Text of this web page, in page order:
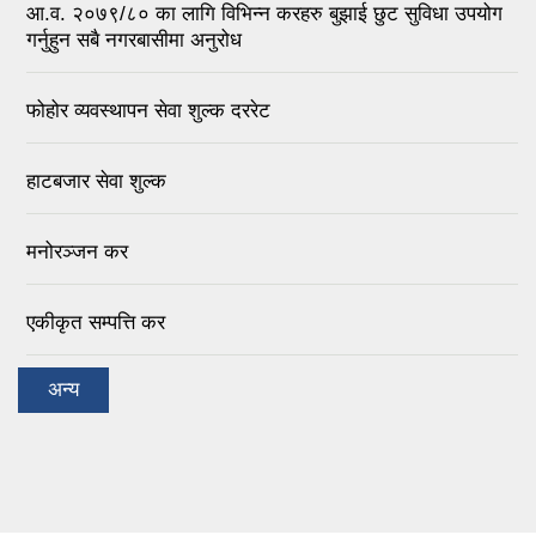
आ.व. २०७९/८० का लागि विभिन्न करहरु बुझाई छुट सुविधा उपयोग
गर्नुहुन सबै नगरबासीमा अनुरोध
फोहोर व्यवस्थापन सेवा शुल्क दररेट
हाटबजार सेवा शुल्क
मनोरञ्जन कर
एकीकृत सम्पत्ति कर
अन्य